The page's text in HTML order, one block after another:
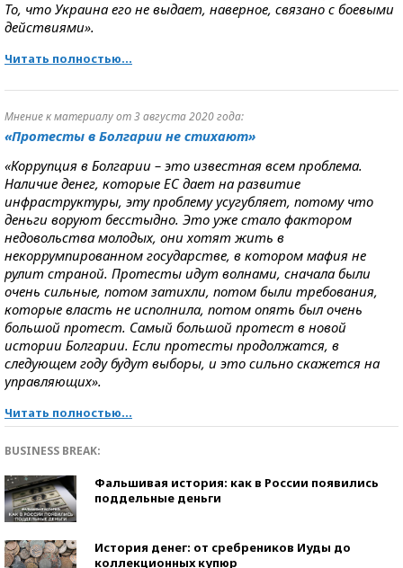
То, что Украина его не выдает, наверное, связано с боевыми
действиями».
Читать полностью...
Мнение к материалу от 3 августа 2020 года:
«Протесты в Болгарии не стихают»
«Коррупция в Болгарии – это известная всем проблема.
Наличие денег, которые ЕС дает на развитие
инфраструктуры, эту проблему усугубляет, потому что
деньги воруют бесстыдно. Это уже стало фактором
недовольства молодых, они хотят жить в
некоррумпированном государстве, в котором мафия не
рулит страной. Протесты идут волнами, сначала были
очень сильные, потом затихли, потом были требования,
которые власть не исполнила, потом опять был очень
большой протест. Самый большой протест в новой
истории Болгарии. Если протесты продолжатся, в
следующем году будут выборы, и это сильно скажется на
управляющих».
Читать полностью...
BUSINESS BREAK:
Фальшивая история: как в России появились
поддельные деньги
История денег: от сребреников Иуды до
коллекционных купюр